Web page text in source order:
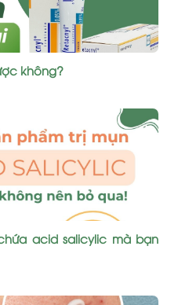
không?
acid salicylic mà bạn